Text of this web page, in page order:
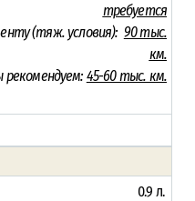
требуется
(тяж. условия): 90 тыс.
км.
рекомендуем: 45-60 тыс. км.
0.9 л.